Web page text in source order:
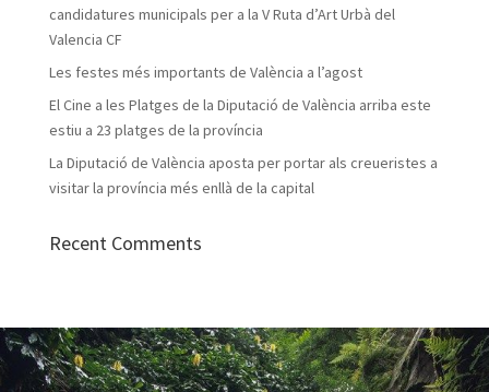
candidatures municipals per a la V Ruta d’Art Urbà del
Valencia CF
Les festes més importants de València a l’agost
El Cine a les Platges de la Diputació de València arriba este
estiu a 23 platges de la província
La Diputació de València aposta per portar als creueristes a
visitar la província més enllà de la capital
Recent Comments